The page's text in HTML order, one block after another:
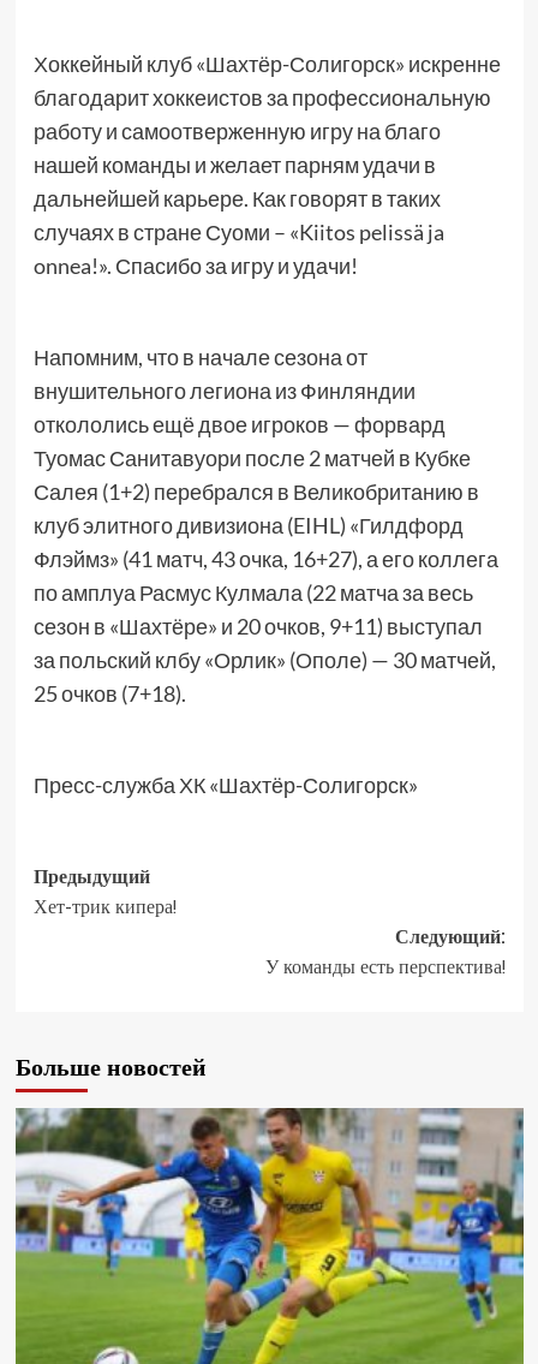
Хоккейный клуб «Шахтёр-Солигорск» искренне
благодарит хоккеистов за профессиональную
работу и самоотверженную игру на благо
нашей команды и желает парням удачи в
дальнейшей карьере. Как говорят в таких
случаях в стране Суоми – «Kiitos pelissä ja
onnea!». Спасибо за игру и удачи!
Напомним, что в начале сезона от
внушительного легиона из Финляндии
откололись ещё двое игроков — форвард
Туомас Санитавуори после 2 матчей в Кубке
Салея (1+2) перебрался в Великобританию в
клуб элитного дивизиона (EIHL) «Гилдфорд
Флэймз» (41 матч, 43 очка, 16+27), а его коллега
по амплуа Расмус Кулмала (22 матча за весь
сезон в «Шахтёре» и 20 очков, 9+11) выступал
за польский клбу «Орлик» (Ополе) — 30 матчей,
25 очков (7+18).
Пресс-служба ХК «Шахтёр-Солигорск»
Предыдущий
Хет-трик кипера!
Следующий:
У команды есть перспектива!
Больше новостей